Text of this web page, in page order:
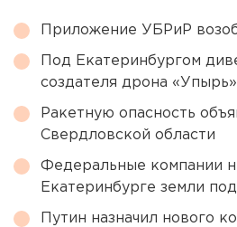
Приложение УБРиР
Под Екатеринбургом
создателя дрона «Упырь»
Ракетную опасность
Свердловской области
Федеральные компании
Екатеринбурге земли
Путин назначил нового